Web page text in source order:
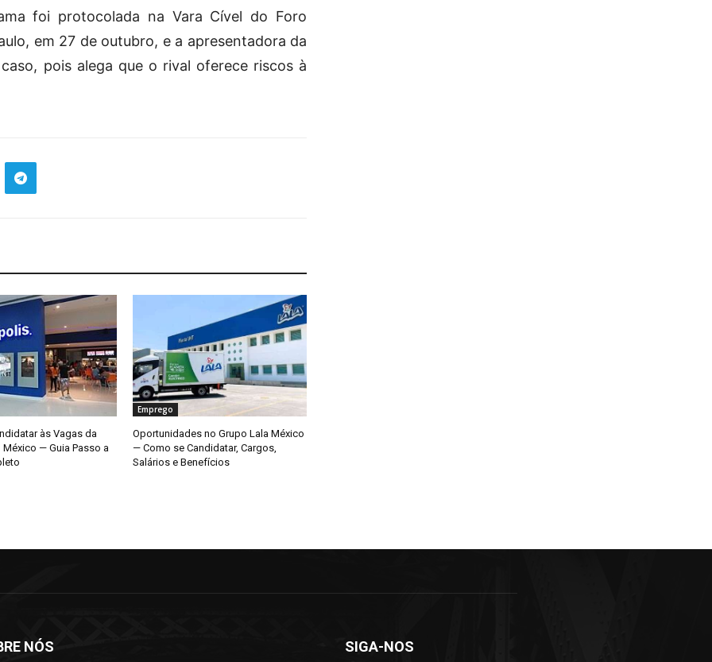
foi protocolada na Vara Cível do Foro
em 27 de outubro, e a apresentadora da
pois alega que o rival oferece riscos à
às Vagas da
— Guia Passo a
Emprego
Oportunidades no Grupo Lala México
— Como se Candidatar, Cargos,
Salários e Benefícios
NÓS SIGA-NOS